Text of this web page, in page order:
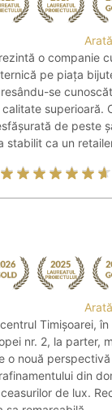
o companie
pe piața
se
superioară.
de peste
stabilit ca un
Timișoarei, în
nr. 2, la parter,
o nouă
din
de lux.